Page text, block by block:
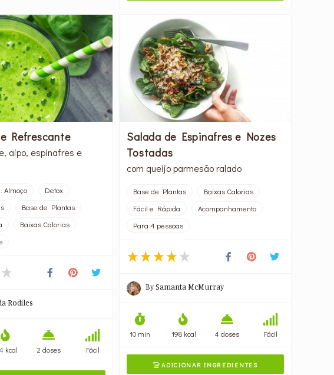
Refrescante
aipo, espinafres e
Almoço
Detox
Base de Plantas
Baixas Calorias
Rodiles
kcal 2 doses Fácil
Salada de Espinafres e Nozes
Tostadas
com queijo parmesão ralado
Base de Plantas
Baixas Calorias
Fácil e Rápida
Acompanhamento
Para 4 pessoas
BySamanta McMurray
10 min 198 kcal 4 doses Fácil
ADICIONAR INGREDIENTES